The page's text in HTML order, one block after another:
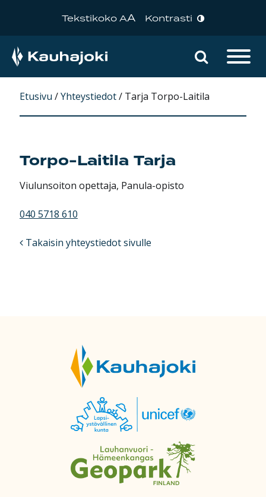
Tekstikoko AA Kontrasti
Päävalikko Hae
Etusivu /Yhteystiedot/ Tarja Torpo-Laitila
Torpo-Laitila Tarja
Viulunsoiton opettaja, Panula-opisto
040 5718 610
Takaisin yhteystiedot sivulle